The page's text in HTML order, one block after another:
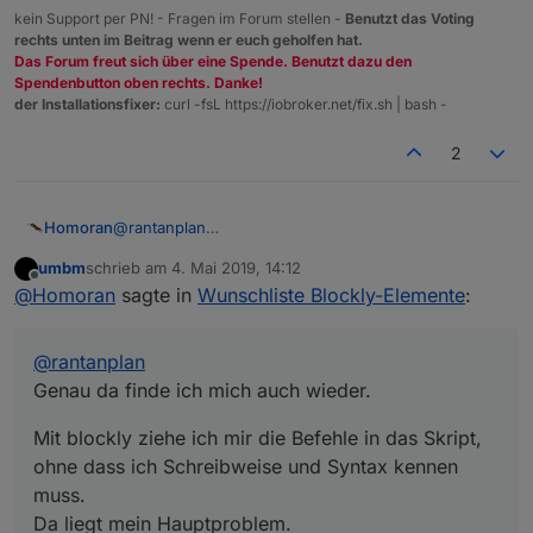
kein Support per PN! - Fragen im Forum stellen - Benutzt das Voting
rechts unten im Beitrag wenn er euch geholfen hat.
Das Forum freut sich über eine Spende. Benutzt dazu den
Spendenbutton oben rechts. Danke!
der Installationsfixer: curl -fsL https://iobroker.net/fix.sh | bash -
2
Homoran@rantanplan
Mit blockly ziehe ich mir die Befehle in das Skript,
ohne dass ich Schreibweise und Syntax kennen
Ich traue mir zwar zu ein bestehendes Skript
(weitestgehend) nachzuvollziehen, aber nicht es in
Offline
umbmschrieb am 4. Mai 2019, 14:12
zuletzt editiert von
@Homoran sagte in Wunschliste Blockly-Elemente:
@rantanplan
Genau da finde ich mich auch wieder.
Mit blockly ziehe ich mir die Befehle in das Skript,
ohne dass ich Schreibweise und Syntax kennen
muss.
Da liegt mein Hauptproblem.